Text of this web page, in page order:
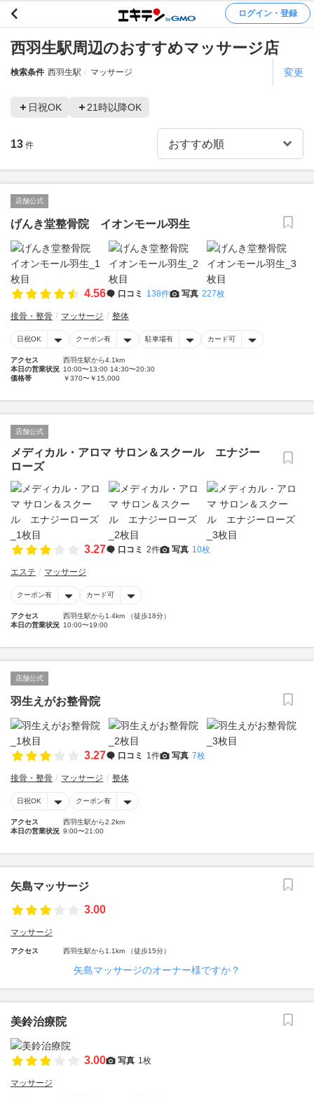
ログイン・登録
西羽生駅周辺のおすすめマッサージ店
検索条件 西羽生駅 マッサージ 変更
日祝OK 21時以降OK
13 件
店舗公式
げんき堂整骨院 イオンモール羽生
4.56 口コミ 138件 写真 227枚
接骨・整骨 マッサージ 整体
日祝OK クーポン有 駐車場有 カード可
アクセス
西羽生駅から4.1km
本日の営業状況 10:00〜13:00 14:30〜20:30
価格帯
￥370〜￥15,000
店舗公式
メディカル・アロマ サロン＆スクール エナジー
ローズ
3.27 口コミ 2件 写真 10枚
エステ マッサージ
クーポン有 カード可
アクセス
西羽生駅から1.4km （徒歩18分）
本日の営業状況 10:00〜19:00
店舗公式
羽生えがお整骨院
3.27 口コミ 1件 写真 7枚
接骨・整骨 マッサージ 整体
日祝OK クーポン有
アクセス
西羽生駅から2.2km
本日の営業状況 9:00〜21:00
矢島マッサージ
3.00
マッサージ
アクセス 西羽生駅から1.1km （徒歩15分）
矢島マッサージのオーナー様ですか？
美鈴治療院
3.00 写真 1枚
マッサージ